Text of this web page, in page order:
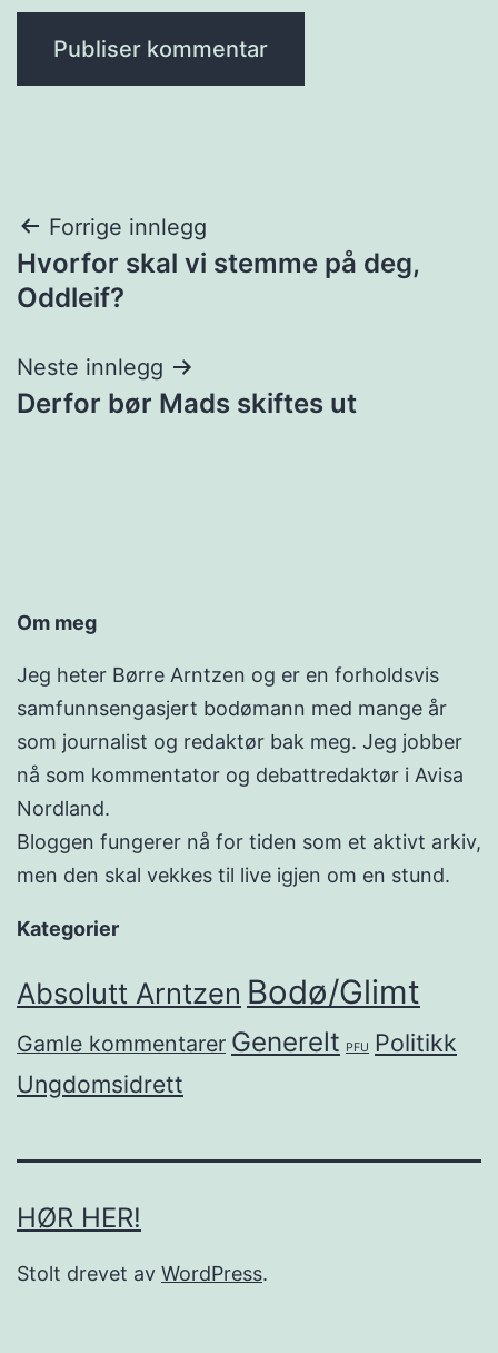
Innleggsnavigasjon
Forrige innlegg
Hvorfor skal vi stemme på deg,
Oddleif?
Neste innlegg
Derfor bør Mads skiftes ut
Om meg
Jeg heter Børre Arntzen og er en forholdsvis
samfunnsengasjert bodømann med mange år
som journalist og redaktør bak meg. Jeg jobber
nå som kommentator og debattredaktør i Avisa
Nordland.
Bloggen fungerer nå for tiden som et aktivt arkiv,
men den skal vekkes til live igjen om en stund.
Kategorier
Absolutt Arntzen Bodø/Glimt
Gamle kommentarer Generelt PFU Politikk
Ungdomsidrett
HØR HER!
Stolt drevet av WordPress.